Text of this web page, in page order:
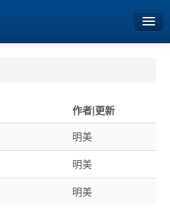
作者|更新
明美
明美
明美